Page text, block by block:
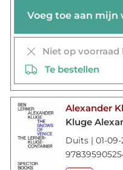
Niet op voorraad
Te bestellen
Kluge
Duits | 01-